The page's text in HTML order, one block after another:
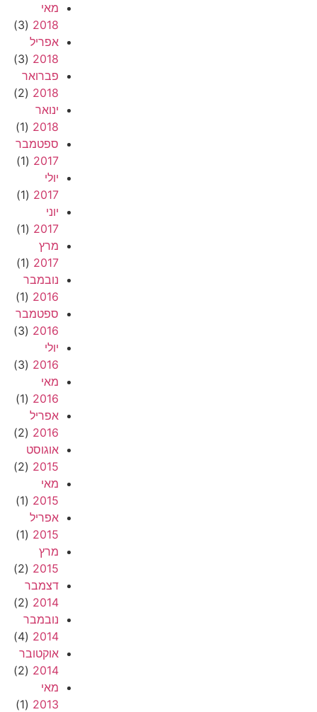
מאי
2018
(3)
אפריל
2018
(3)
פברואר
2018
(2)
ינואר
2018
(1)
ספטמבר
2017
(1)
יולי
2017
(1)
יוני
2017
(1)
מרץ
2017
(1)
נובמבר
2016
(1)
ספטמבר
2016
(3)
יולי
2016
(3)
מאי
2016
(1)
אפריל
2016
(2)
אוגוסט
2015
(2)
מאי
2015
(1)
אפריל
2015
(1)
מרץ
2015
(2)
דצמבר
2014
(2)
נובמבר
2014
(4)
אוקטובר
2014
(2)
מאי
2013
(1)